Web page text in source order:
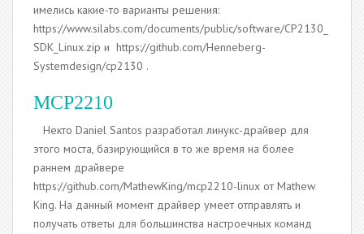
имелись какие-то варианты решения:
https://www.silabs.com/documents/public/software/CP2130_
SDK_Linux.zip и https://github.com/Henneberg-
Systemdesign/cp2130 .
MCP2210
Некто Daniel Santos разработал линукс-драйвер для
этого моста, базирующийся в то же время на более
раннем драйвере
https://github.com/MathewKing/mcp2210-linux от Mathew
King. На данный момент драйвер умеет отправлять и
получать ответы для большинства настроечных команд